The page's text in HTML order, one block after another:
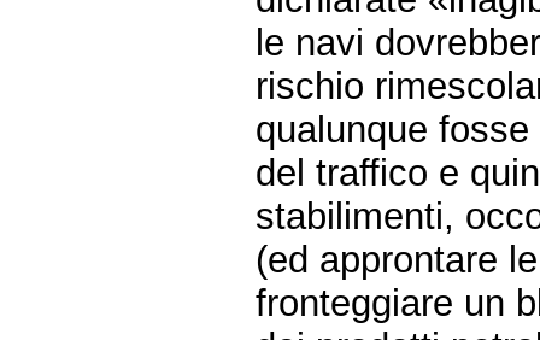
le navi
rischio
qualunque
del traffico e
stabilimenti,
(ed approntare
fronteggiare un